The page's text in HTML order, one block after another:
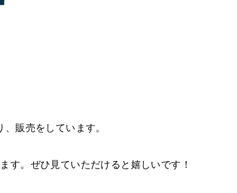
販売をしています。
す。ぜひ見ていただけると嬉しいです！